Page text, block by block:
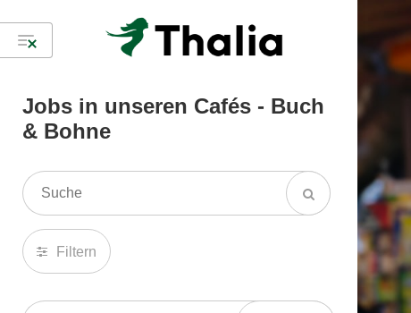
Jobs in unseren Cafés - Buch
& Bohne
Filtern